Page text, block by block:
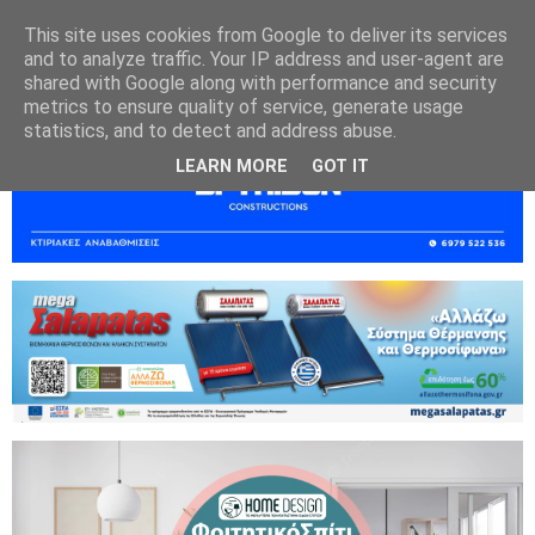
This site uses cookies from Google to deliver its services
and to analyze traffic. Your IP address and user-agent are
shared with Google along with performance and security
metrics to ensure quality of service, generate usage
statistics, and to detect and address abuse.
LEARN MORE GOT IT